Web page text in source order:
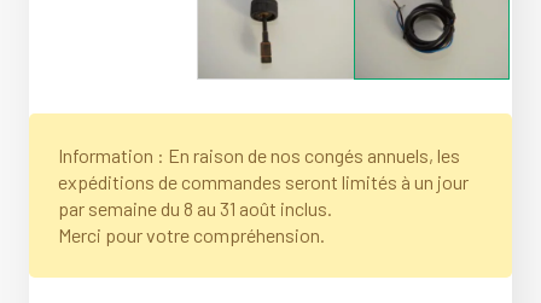
Information : En raison de nos congés annuels, les
expéditions de commandes seront limités à un jour
par semaine du 8 au 31 août inclus.
Merci pour votre compréhension.